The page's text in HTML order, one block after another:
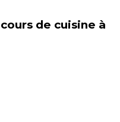
de cuisine à